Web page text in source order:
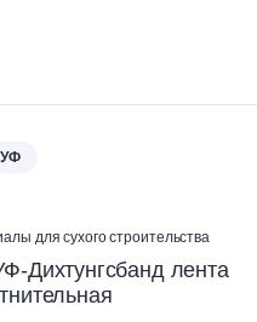
для сухого строительства
Дихтунгсбанд лента